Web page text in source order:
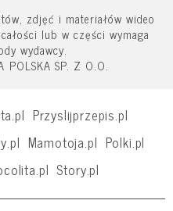
zdjęć i materiałów wideo
lub w części wymaga
wydawcy.
SP. Z O.O.
Przyslijprzepis.pl
Mamotoja.pl Polki.pl
Story.pl